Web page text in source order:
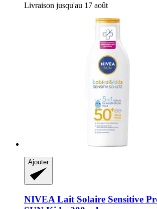
Livraison jusqu'au 17 août
Ajouter
NIVEALait Solaire Sensitive